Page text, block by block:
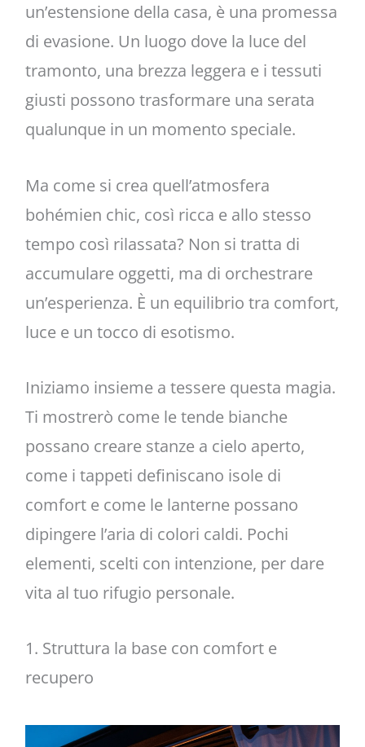
un’estensione della casa, è una promessa
di evasione. Un luogo dove la luce del
tramonto, una brezza leggera e i tessuti
giusti possono trasformare una serata
qualunque in un momento speciale.
Ma come si crea quell’atmosfera
bohémien chic, così ricca e allo stesso
tempo così rilassata? Non si tratta di
accumulare oggetti, ma di orchestrare
un’esperienza. È un equilibrio tra comfort,
luce e un tocco di esotismo.
Iniziamo insieme a tessere questa magia.
Ti mostrerò come le tende bianche
possano creare stanze a cielo aperto,
come i tappeti definiscano isole di
comfort e come le lanterne possano
dipingere l’aria di colori caldi. Pochi
elementi, scelti con intenzione, per dare
vita al tuo rifugio personale.
1. Struttura la base con comfort e
recupero